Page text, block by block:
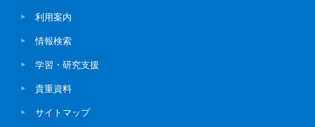
利用案内
情報検索
学習・研究支援
貴重資料
サイトマップ